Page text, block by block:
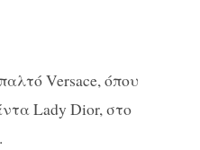
Versace, όπου
Lady Dior, στο